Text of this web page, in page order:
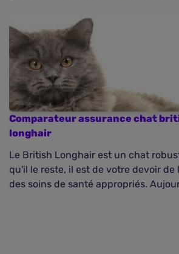
Comparateur assurance chat
longhair
Le British Longhair est un chat
qu'il le reste, il est de votre devoir de
des soins de santé appropriés.